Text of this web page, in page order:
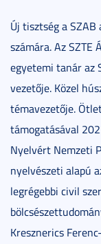
Új tisztség a
számára. Az SZTE
egyetemi tanár az
vezetője. Közel
témavezetője.
támogatásával
Nyelvért Nemzeti
nyelvészeti alapú
legrégebbi civil
Kresznerics